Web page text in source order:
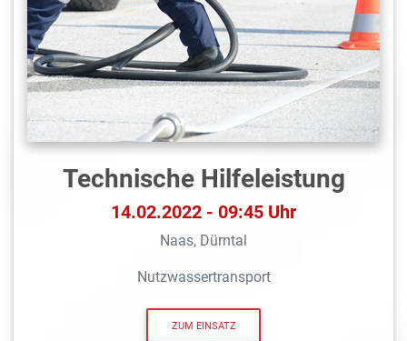
Technische Hilfeleistung
14.02.2022 - 09:45 Uhr
Naas, Dürntal
Nutzwassertransport
ZUM EINSATZ